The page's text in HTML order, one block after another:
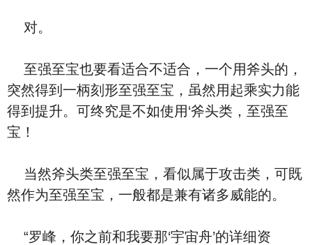
对。
至强至宝也要看适合不适合，一个用斧头的，
突然得到一柄刻形至强至宝，虽然用起乘实力能
得到提升。可终究是不如使用‘斧头类，至强至
宝！
当然斧头类至强至宝，看似属于攻击类，可既
然作为至强至宝，一般都是兼有诸多威能的。
“罗峰，你之前和我要那‘宇宙舟’的详细资